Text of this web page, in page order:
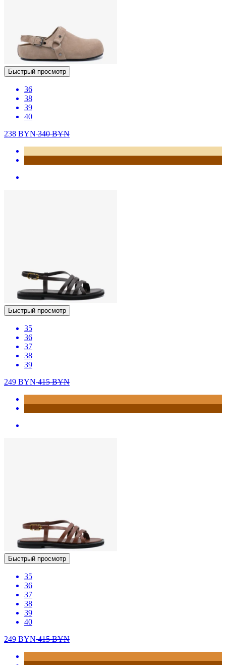
Быстрый просмотр
36
38
39
40
238 BYN340BYN
Быстрый просмотр
35
36
37
38
39
249 BYN415BYN
Быстрый просмотр
35
36
37
38
39
40
249 BYN415BYN